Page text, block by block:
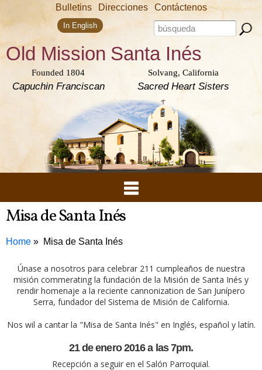
Skip to
content
Bulletins Direcciones Contáctenos
Search form
Search this site
In English
Old Mission
Founded 1804
Capuchin Franciscan
Santa Inés
Solvang, California
Sacred Heart Sisters
Misa de Santa Inés
Home Misa de Santa Inés
Únase a nosotros para celebrar 211 cumpleaños de nuestra
misión commerating la fundación de la Misión de Santa Inés y
rendir homenaje a la reciente cannonization de San Junípero
Serra, fundador del Sistema de Misión de California.
Nos wil a cantar la "Misa de Santa Inés" en Inglés, español y latín.
21 de enero 2016 a las 7pm.
Recepción a seguir en el Salón Parroquial.